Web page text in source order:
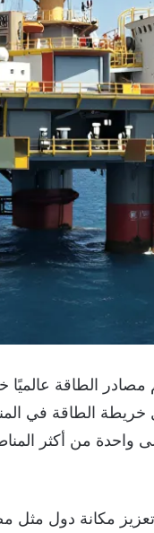
الطاقة في
من أكثر المناطق
مكانة دول مثل